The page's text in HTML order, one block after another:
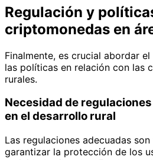
Regulación y
criptomonedas en
Finalmente, es crucial abordar
las políticas en relación con las
rurales.
Necesidad de
en el desarrollo rural
Las regulaciones adecuadas
garantizar la protección de los